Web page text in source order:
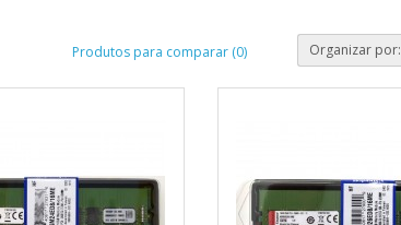
Produtos para comparar (0) Organizar por: